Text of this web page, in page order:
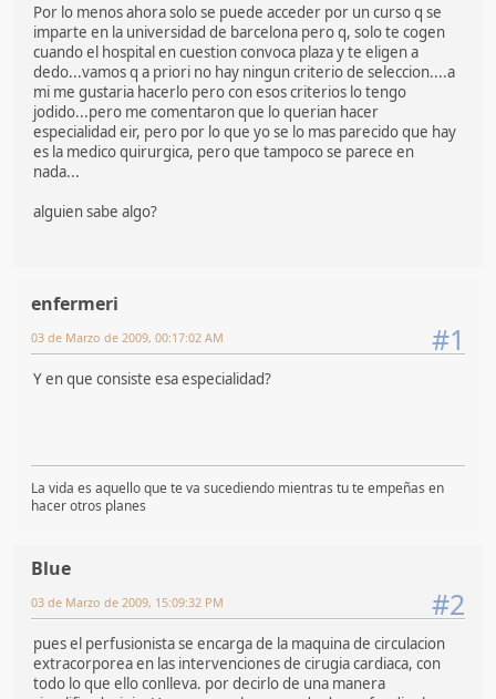
Por lo menos ahora solo se puede acceder por un curso q se
imparte en la universidad de barcelona pero q, solo te cogen
cuando el hospital en cuestion convoca plaza y te eligen a
dedo...vamos q a priori no hay ningun criterio de seleccion....a
mi me gustaria hacerlo pero con esos criterios lo tengo
jodido...pero me comentaron que lo querian hacer
especialidad eir, pero por lo que yo se lo mas parecido que hay
es la medico quirurgica, pero que tampoco se parece en
nada...
alguien sabe algo?
enfermeri
#1
03 de Marzo de 2009, 00:17:02 AM
Y en que consiste esa especialidad?
La vida es aquello que te va sucediendo mientras tu te empeñas en
hacer otros planes
Blue
#2
03 de Marzo de 2009, 15:09:32 PM
pues el perfusionista se encarga de la maquina de circulacion
extracorporea en las intervenciones de cirugia cardiaca, con
todo lo que ello conlleva. por decirlo de una manera